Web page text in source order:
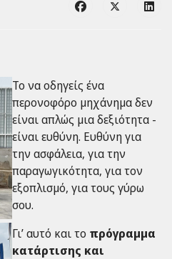
Το να οδηγείς ένα
περονοφόρο μηχάνημα δεν
είναι απλώς μια δεξιότητα -
είναι ευθύνη. Ευθύνη για
την ασφάλεια, για την
παραγωγικότητα, για τον
εξοπλισμό, για τους γύρω
σου.
Γι’ αυτό και το πρόγραμμα
κατάρτισης και